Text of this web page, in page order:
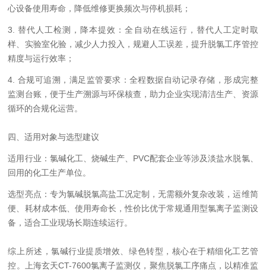
心设备使用寿命，降低维修更换频次与停机损耗；
3. 替代人工检测，降本提效：全自动在线运行，替代人工定时取
样、实验室化验，减少人力投入，规避人工误差，提升脱氯工序管控
精度与运行效率；
4. 合规可追溯，满足监管要求：全程数据自动记录存储，形成完整
监测台账，便于生产溯源与环保核查，助力企业实现清洁生产、资源
循环的合规化运营。
四、适用对象与选型建议
适用行业：氯碱化工、烧碱生产、PVC配套企业等涉及淡盐水脱氯、
回用的化工生产单位。
选型亮点：专为氯碱脱氯高盐工况定制，无需额外复杂改装，运维简
便、耗材成本低、使用寿命长，性价比优于常规通用型氯离子监测设
备，适合工业现场长期连续运行。
综上所述，氯碱行业提质增效、绿色转型，核心在于精细化工艺管
控。上海玄天CT-7600氯离子监测仪，聚焦脱氯工序痛点，以精准监